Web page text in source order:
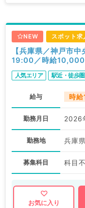
NEW スポット求
【兵庫県／神戸市
19:00／時給10,000
人気エリア 駅近・徒歩
給与 時
勤務月日 2026
勤務地 兵庫
募集科目 科目
お気に入り